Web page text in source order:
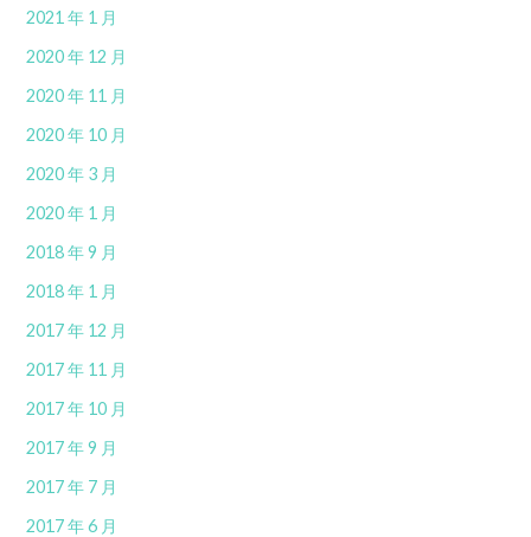
2021 年 1 月
2020 年 12 月
2020 年 11 月
2020 年 10 月
2020 年 3 月
2020 年 1 月
2018 年 9 月
2018 年 1 月
2017 年 12 月
2017 年 11 月
2017 年 10 月
2017 年 9 月
2017 年 7 月
2017 年 6 月